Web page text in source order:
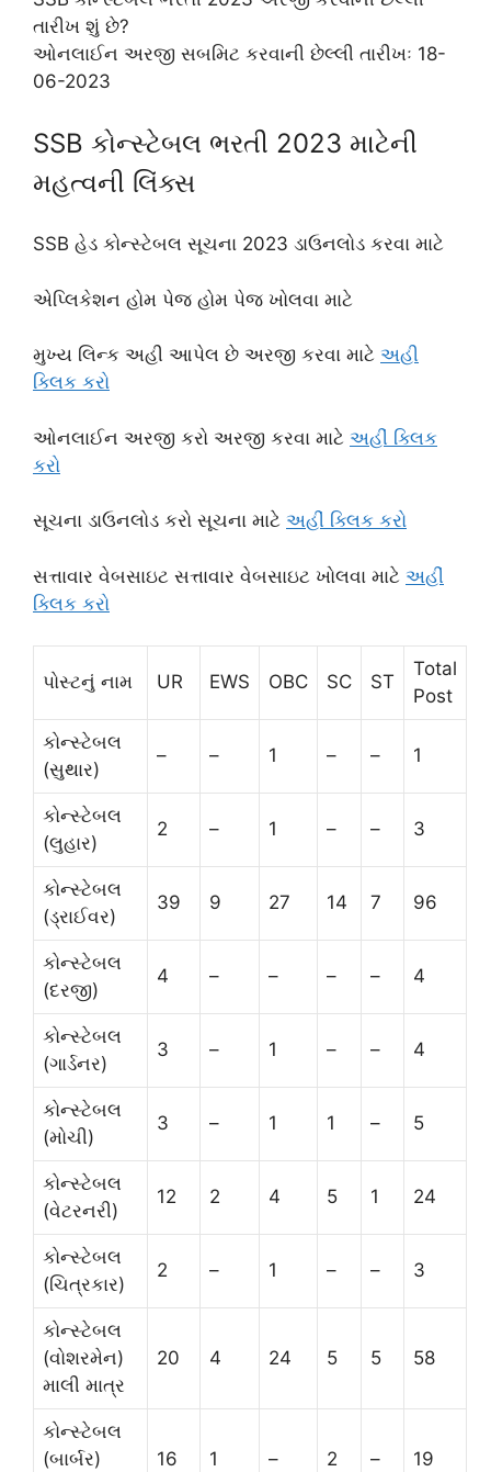
તારીખ શું છે?
ઓનલાઈન અરજી સબમિટ કરવાની છેલ્લી તારીખઃ 18-
06-2023
SSB કોન્સ્ટેબલ ભરતી 2023 માટેની
મહત્વની લિંક્સ
SSB હેડ કોન્સ્ટેબલ સૂચના 2023 ડાઉનલોડ કરવા માટે
એપ્લિકેશન હોમ પેજ હોમ પેજ ખોલવા માટે
મુખ્ય લિન્ક અહી આપેલ છે અરજી કરવા માટે અહી
ક્લિક કરો
ઓનલાઈન અરજી કરો અરજી કરવા માટે અહીં ક્લિક
કરો
સૂચના ડાઉનલોડ કરો સૂચના માટે અહીં ક્લિક કરો
સત્તાવાર વેબસાઇટ સત્તાવાર વેબસાઇટ ખોલવા માટે અહીં
ક્લિક કરો
પોસ્ટનું નામ UR EWS OBC SC ST
Total
Post
કોન્સ્ટેબલ
(સુથાર)
– – 1 – – 1
કોન્સ્ટેબલ
(લુહાર)
2 – 1 – – 3
કોન્સ્ટેબલ
(ડ્રાઈવર)
39 9 27 14 7 96
કોન્સ્ટેબલ
(દરજી)
4 – – – – 4
કોન્સ્ટેબલ
(ગાર્ડનર)
3 – 1 – – 4
કોન્સ્ટેબલ
(મોચી)
3 – 1 1 – 5
કોન્સ્ટેબલ
(વેટરનરી)
12 2 4 5 1 24
કોન્સ્ટેબલ
(ચિત્રકાર)
2 – 1 – – 3
કોન્સ્ટેબલ
(વોશરમેન)
માલી માત્ર
20 4 24 5 5 58
કોન્સ્ટેબલ
(બાર્બર)
16 1 – 2 – 19